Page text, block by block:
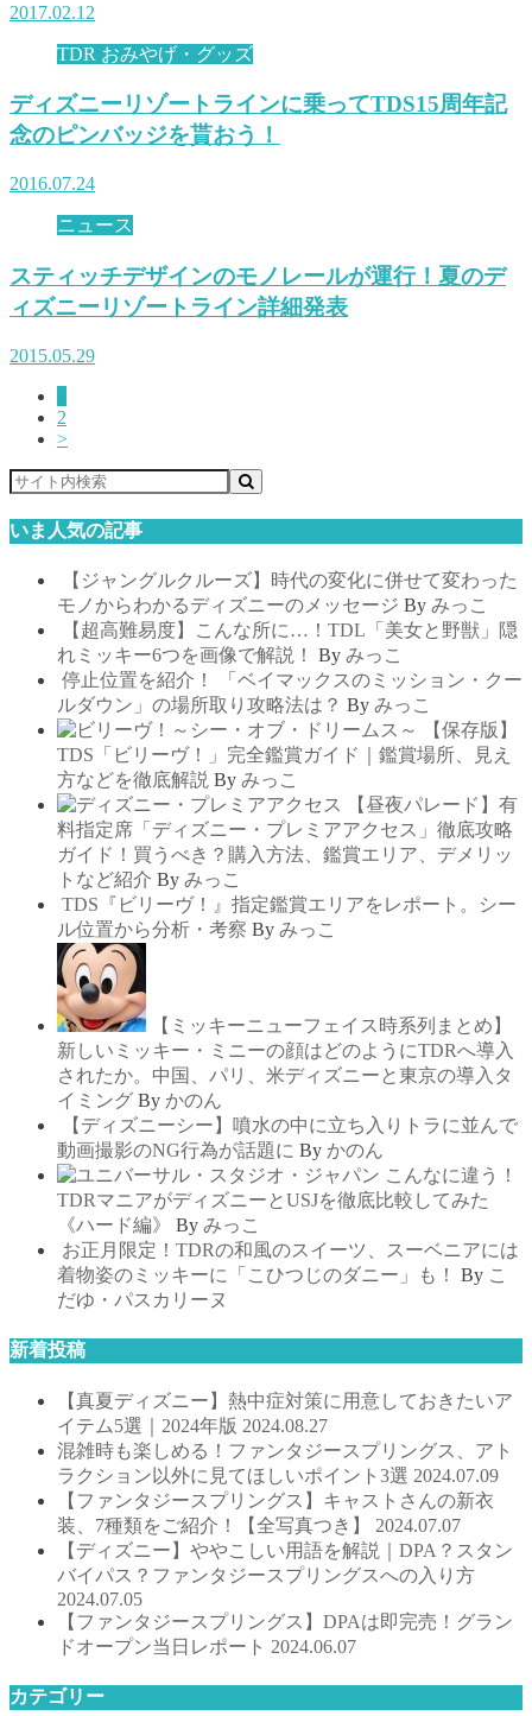
2017.02.12
TDR おみやげ・グッズ
ディズニーリゾートラインに乗ってTDS15周年記
念のピンバッジを貰おう！
2016.07.24
ニュース
スティッチデザインのモノレールが運行！夏のデ
ィズニーリゾートライン詳細発表
2015.05.29
2
>
いま人気の記事
【ジャングルクルーズ】時代の変化に併せて変わった
モノからわかるディズニーのメッセージ By みっこ
【超高難易度】こんな所に…！TDL「美女と野獣」隠
れミッキー6つを画像で解説！
By みっこ
停止位置を紹介！ 「ベイマックスのミッション・クー
ルダウン」の場所取り攻略法は？ By みっこ
【保存版】
TDS「ビリーヴ！」完全鑑賞ガイド｜鑑賞場所、見え
方などを徹底解説 By みっこ
【昼夜パレード】有
料指定席「ディズニー・プレミアアクセス」徹底攻略
ガイド！買うべき？購入方法、鑑賞エリア、デメリッ
トなど紹介 By みっこ
TDS『ビリーヴ！』指定鑑賞エリアをレポート。シー
ル位置から分析・考察 By みっこ
【ミッキーニューフェイス時系列まとめ】
新しいミッキー・ミニーの顔はどのようにTDRへ導入
されたか。中国、パリ、米ディズニーと東京の導入タ
イミング By かのん
【ディズニーシー】噴水の中に立ち入りトラに並んで
動画撮影のNG行為が話題に By かのん
こんなに違う！
TDRマニアがディズニーとUSJを徹底比較してみた
《ハード編》
By みっこ
お正月限定！TDRの和風のスイーツ、スーベニアには
着物姿のミッキーに「こひつじのダニー」も！
By こ
だゆ・パスカリーヌ
新着投稿
【真夏ディズニー】熱中症対策に用意しておきたいア
イテム5選｜2024年版 2024.08.27
混雑時も楽しめる！ファンタジースプリングス、アト
ラクション以外に見てほしいポイント3選 2024.07.09
【ファンタジースプリングス】キャストさんの新衣
装、7種類をご紹介！【全写真つき】 2024.07.07
【ディズニー】ややこしい用語を解説｜DPA？スタン
バイパス？ファンタジースプリングスへの入り方
2024.07.05
【ファンタジースプリングス】DPAは即完売！グラン
ドオープン当日レポート 2024.06.07
カテゴリー